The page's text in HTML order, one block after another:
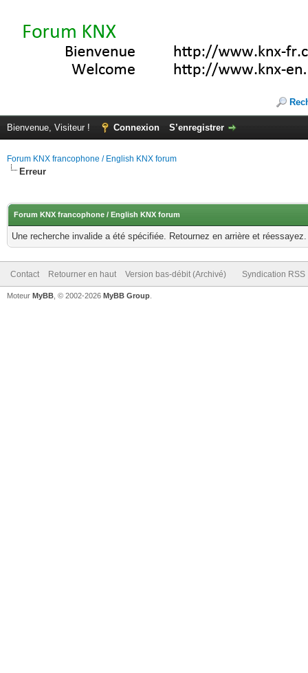
Bienvenue, Visiteur ! Connexion S’enregistrer
Forum KNX francophone / English KNX forum
Erreur
Forum KNX francophone / English KNX forum
Une recherche invalide a été spécifiée. Retournez en arrière et réessayez.
Contact Retourner en haut Version bas-débit (Archivé) Syndication RSS
Moteur MyBB , © 2002-2026 MyBB Group